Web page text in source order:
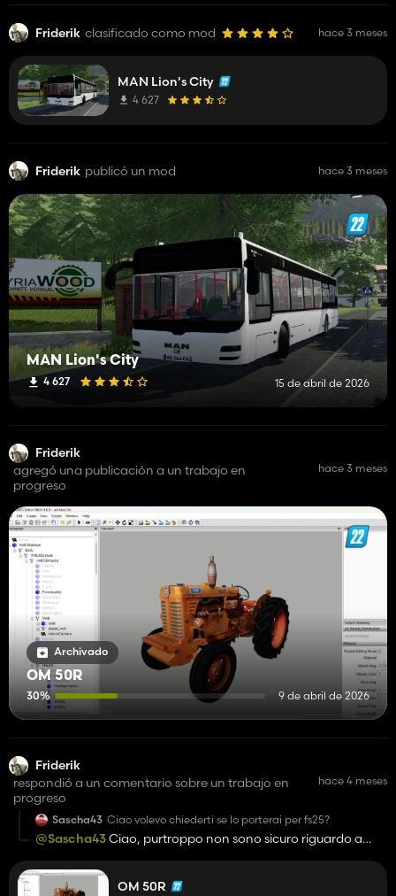
Friderik clasificado como mod hace 3 meses
MAN Lion's City
4 627
Friderik publicó un mod hace 3 meses
MAN Lion's City
4 627 15 de abril de 2026
Friderik
agregó una publicación a un trabajo en
progreso
hace 3 meses
Archivado
OM 50R
30% 9 de abril de 2026
Friderik
respondió a un comentario sobre un trabajo en
progreso
hace 4 meses
Sascha43 Ciao volevo chiederti se lo porterai per fs25?
@Sascha43Ciao, purtroppo non sono sicuro riguardo a
necessari, quindi forse in futuro.
OM 50R